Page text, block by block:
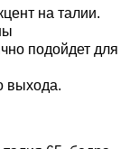
на талии.
подойдет для
выхода.